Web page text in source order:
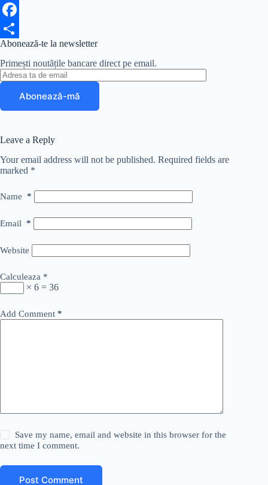
F
a
c
e
o
k
S
h
a
Abonează-te la newsletter
Primești noutățile bancare direct pe email.
Leave a Reply
Your email address will not be published. Required fields are
marked *
Name *
Email *
Website
Calculeaza *
× 6 = 36
Add Comment *
Save my name, email and website in this browser for the
next time I comment.
Post Comment